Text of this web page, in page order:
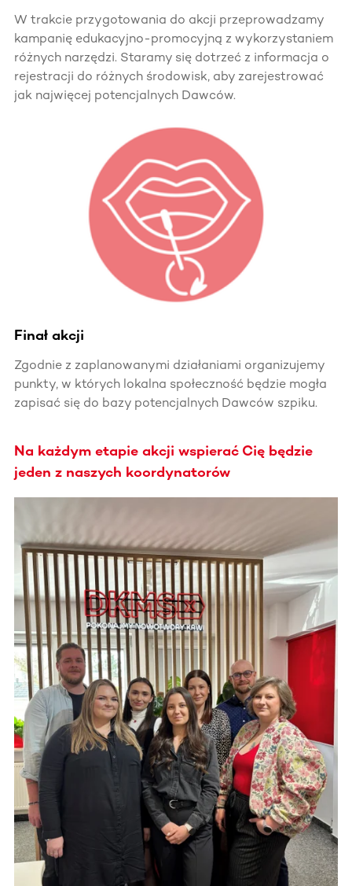
W trakcie przygotowania do akcji przeprowadzamy
kampanię edukacyjno-promocyjną z wykorzystaniem
różnych narzędzi. Staramy się dotrzeć z informacja o
rejestracji do różnych środowisk, aby zarejestrować
jak najwięcej potencjalnych Dawców.
Finał akcji
Zgodnie z zaplanowanymi działaniami organizujemy
punkty, w których lokalna społeczność będzie mogła
zapisać się do bazy potencjalnych Dawców szpiku.
Na każdym etapie akcji wspierać Cię będzie
jeden z naszych koordynatorów